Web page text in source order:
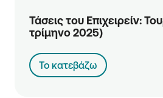
Τάσεις του Επιχειρείν:
τρίμηνο 2025)
Το κατεβάζω